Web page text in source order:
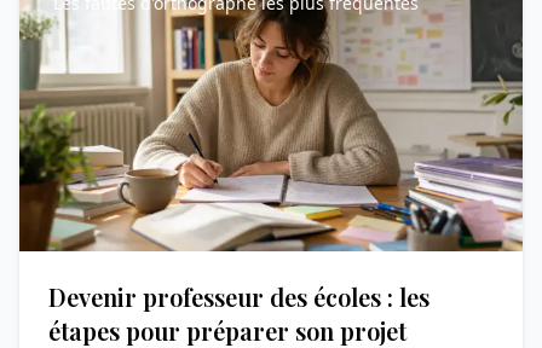
Devenir professeur des écoles : les
étapes pour préparer son projet